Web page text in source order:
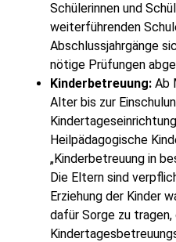
Schülerinnen und
weiterführenden
Abschlussjahrgänge
nötige Prüfungen
Kinderbetreuung: Ab
Alter bis zur
Heilpädagogische
„Kinderbetreuung in
Die Eltern sind
Erziehung der Kinder
dafür Sorge zu tragen,